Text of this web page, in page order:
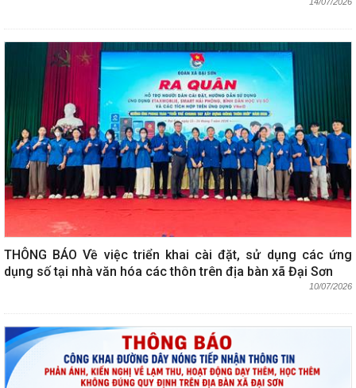
THÔNG BÁO Về việc triển khai cài đặt, sử dụng các ứng
dụng số tại nhà văn hóa các thôn trên địa bàn xã Đại Sơn
10/07/2026